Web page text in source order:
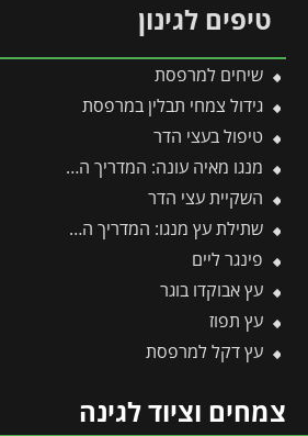
טיפים לגינון
שיחים למרפסת
גידול צמחי תבלין במרפסת
טיפול בעצי הדר
מנגו מאיה עונה: המדריך המלא לעונות הפרי, השתילה, הגיזום והטיפול
השקיית עצי הדר
שתילת עץ מנגו: המדריך המקצועי שלב אחר שלב לקליטה מושלמת בגינה
פינגר ליים
עץ אבוקדו בוגר
עץ תפוז
עץ דקל למרפסת
צמחים וציוד לגינה